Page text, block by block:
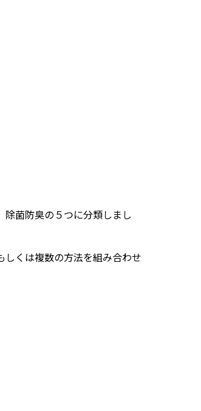
菌防臭の５つに分類しまし
くは複数の方法を組み合わせ